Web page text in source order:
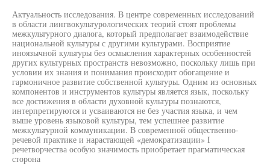
Актуальность исследования. В центре современных исследований
в области лингвокультурологических теорий стоят проблемы
межкультурного диалога, который предполагает взаимодействие
национальной культуры с другими культурами. Восприятие
иноязычной культуры без осмысления характерных особенностей
других культурных пространств невозможно, поскольку лишь при
условии их знания и понимания происходит обогащение и
гармоничное развитие собственной культуры. Одним из основных
компонентов и инструментов культуры является язык, поскольку
все достижения в области духовной культуры познаются,
интерпретируются и усваиваются не без участия языка, и чем
выше уровень языковой культуры, тем успешнее развитие
межкультурной коммуникации. В современной общественно-
речевой практике и нарастающей «демократизации» I
речетворчества особую значимость приобретает прагматическая
сторона